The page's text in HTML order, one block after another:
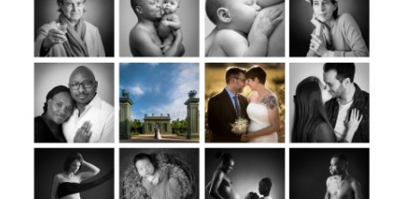
PORTRAITISTE DE FRANCE 2019